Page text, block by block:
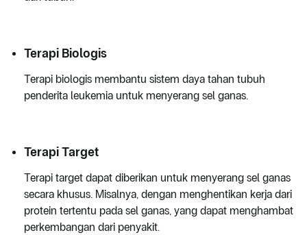
Terapi Biologis
Terapi biologis membantu sistem daya tahan tubuh
penderita leukemia untuk menyerang sel ganas.
Terapi Target
Terapi target dapat diberikan untuk menyerang sel ganas
secara khusus. Misalnya, dengan menghentikan kerja dari
protein tertentu pada sel ganas, yang dapat menghambat
perkembangan dari penyakit.